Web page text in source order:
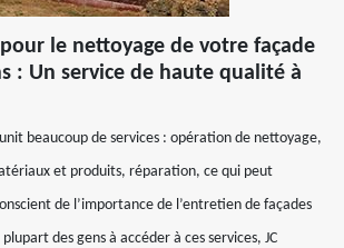
le nettoyage de votre façade
: Un service de haute qualité à
beaucoup de services : opération de nettoyage,
et produits, réparation, ce qui peut
de l’importance de l’entretien de façades
des gens à accéder à ces services, JC